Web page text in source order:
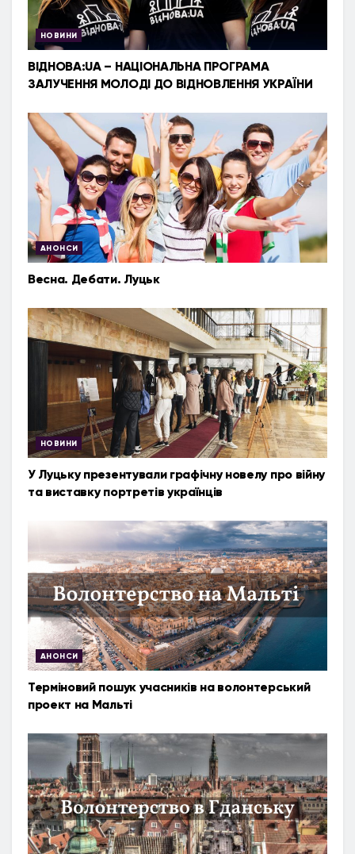
НОВИНИ
ВІДНОВА:UA – НАЦІОНАЛЬНА ПРОГРАМА
ЗАЛУЧЕННЯ МОЛОДІ ДО ВІДНОВЛЕННЯ УКРАЇНИ
АНОНСИ
Весна. Дебати. Луцьк
НОВИНИ
У Луцьку презентували графічну новелу про війну
та виставку портретів українців
АНОНСИ
Терміновий пошук учасників на волонтерський
проект на Мальті